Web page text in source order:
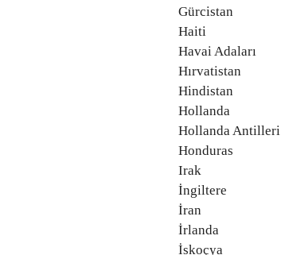
Gürcistan
Haiti
Havai Adaları
Hırvatistan
Hindistan
Hollanda
Hollanda Antilleri
Honduras
Irak
İngiltere
İran
İrlanda
İskoçya